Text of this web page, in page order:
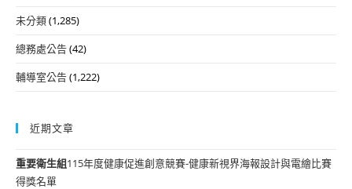
未分類(1,285)
總務處公告(42)
輔導室公告(1,222)
近期文章
重要衛生組115年度健康促進創意競賽-健康新視界海報設計與電繪比賽
得獎名單